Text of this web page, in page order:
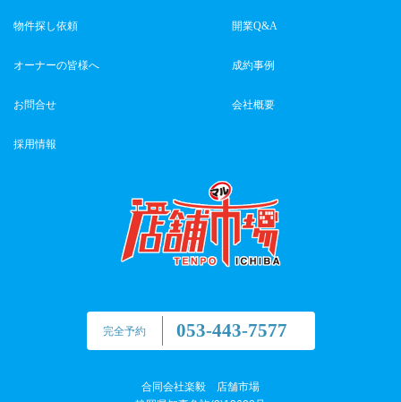
完全予約 053-443-7577
合同会社楽毅 店舗市場
物件探し依頼 開業Q&A
オーナーの皆様へ 成約事例
お問合せ 会社概要
採用情報